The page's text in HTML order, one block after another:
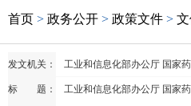
首页 > 政务公开 > 政策文件 >
发文机关： 工业和信息化部办公厅 国家
标 题： 工业和信息化部办公厅 国家